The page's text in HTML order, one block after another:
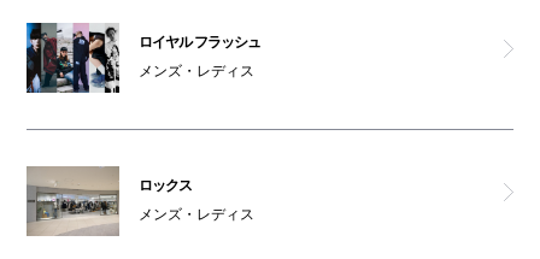
ロイヤル フラッシュ
メンズ・レディス
ロックス
メンズ・レディス